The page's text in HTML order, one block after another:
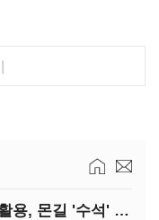
(지스타2025)넷마블 게임패드 활용, 몬길 '수석' 7대죄 '차석'